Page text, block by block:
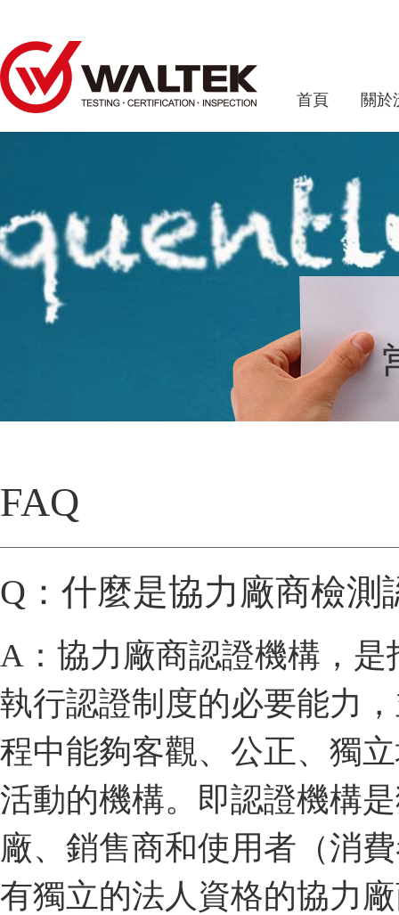
首頁 關於
FAQ
Q：什麼是協力廠商檢測
A：協力廠商認證機構，是
執行認證制度的必要能力
程中能夠客觀、公正、獨
活動的機構。即認證機構
廠、銷售商和使用者（消
有獨立的法人資格的協力